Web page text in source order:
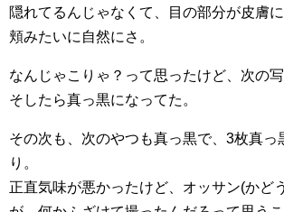
隠れてるんじゃなくて、目の部分が皮膚に
頬みたいに自然にさ。
なんじゃこりゃ？って思ったけど、次の写
そしたら真っ黒になってた。
その次も、次のやつも真っ黒で、3枚真っ
り。
正直気味が悪かったけど、オッサン(かど